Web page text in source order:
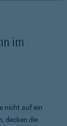
im
nicht auf ein
decken die